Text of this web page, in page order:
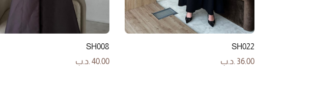
SH022
36.00 .د.ب
SH008
40.00 .د.ب